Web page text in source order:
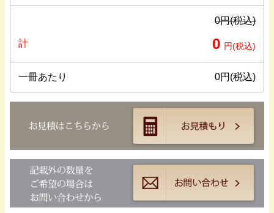
0円(税込)
計 0 円(税込)
一冊あたり 0円(税込)